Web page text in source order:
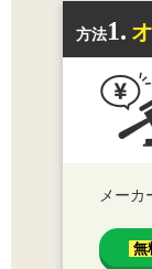
方法1.
メーカ
無